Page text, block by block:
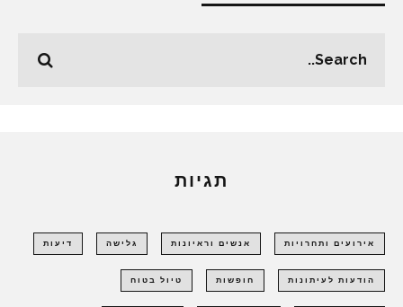
תגיות
אירועים ותחרויות אנשים וראיונות גלישה דיעות
הודעות לעיתונות חופשות טיול בטוח